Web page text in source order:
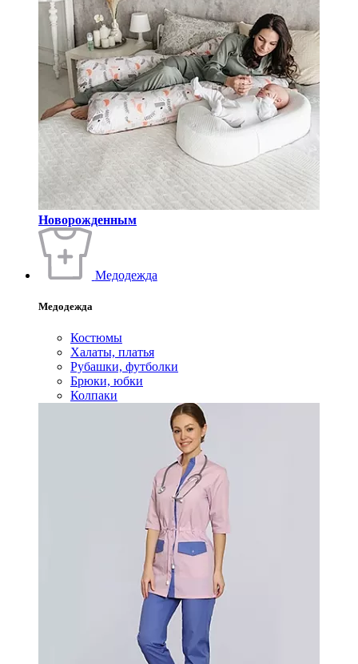
Новорожденным
Медодежда
Медодежда
Костюмы
Халаты, платья
Рубашки, футболки
Брюки, юбки
Колпаки